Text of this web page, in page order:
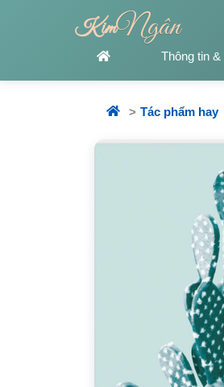
KimNgân
Thông tin &
Tác phẩm hay